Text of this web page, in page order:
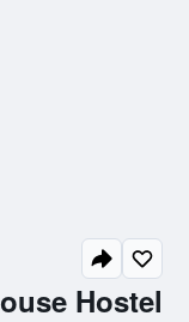
Hostel